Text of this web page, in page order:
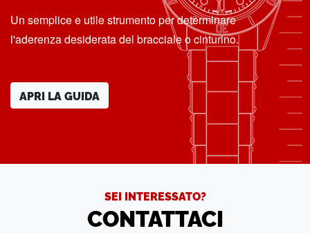
Un semplice e utile strumento per determinare
l'aderenza desiderata del bracciale o cinturino.
APRI LA GUIDA
SEI INTERESSATO?
CONTATTACI